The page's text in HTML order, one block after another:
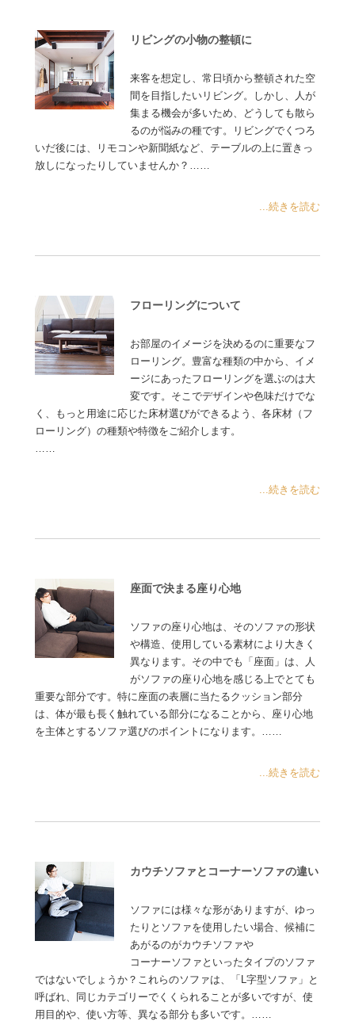
リビングの小物の整頓に
来客を想定し、常日頃から整頓された空
間を目指したいリビング。しかし、人が
集まる機会が多いため、どうしても散ら
るのが悩みの種です。リビングでくつろ
いだ後には、リモコンや新聞紙など、テーブルの上に置きっ
放しになったりしていませんか？……
...続きを読む
フローリングについて
お部屋のイメージを決めるのに重要なフ
ローリング。豊富な種類の中から、イメ
ージにあったフローリングを選ぶのは大
変です。そこでデザインや色味だけでな
く、もっと用途に応じた床材選びができるよう、各床材（フ
ローリング）の種類や特徴をご紹介します。
……
...続きを読む
座面で決まる座り心地
ソファの座り心地は、そのソファの形状
や構造、使用している素材により大きく
異なります。その中でも「座面」は、人
がソファの座り心地を感じる上でとても
重要な部分です。特に座面の表層に当たるクッション部分
は、体が最も長く触れている部分になることから、座り心地
を主体とするソファ選びのポイントになります。……
...続きを読む
カウチソファとコーナーソファの違い
ソファには様々な形がありますが、ゆっ
たりとソファを使用したい場合、候補に
あがるのがカウチソファや
コーナーソファといったタイプのソファ
ではないでしょうか？これらのソファは、「L字型ソファ」と
呼ばれ、同じカテゴリーでくくられることが多いですが、使
用目的や、使い方等、異なる部分も多いです。……